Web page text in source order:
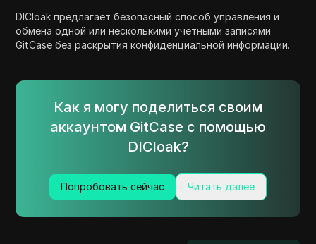
DICloak предлагает безопасный способ управления и
обмена одной или несколькими учетными записями
GitCase без раскрытия конфиденциальной информации.
Как я могу поделиться своим
аккаунтом GitCase с помощью
DICloak?
Попробовать сейчас Читать далее